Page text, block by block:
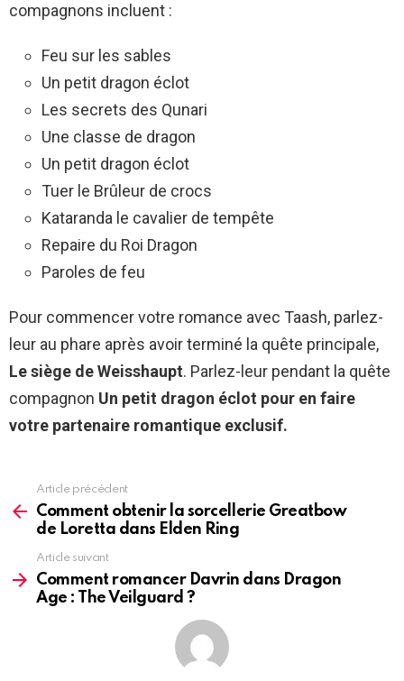
compagnons incluent :
Feu sur les sables
Un petit dragon éclot
Les secrets des Qunari
Une classe de dragon
Un petit dragon éclot
Tuer le Brûleur de crocs
Kataranda le cavalier de tempête
Repaire du Roi Dragon
Paroles de feu
Pour commencer votre romance avec Taash, parlez-
leur au phare après avoir terminé la quête principale,
Le siège de Weisshaupt. Parlez-leur pendant la quête
compagnon Un petit dragon éclot pour en faire
votre partenaire romantique exclusif.
more
Article précédent
Comment obtenir la sorcellerie Greatbow
de Loretta dans Elden Ring
Article suivant
Comment romancer Davrin dans Dragon
Age : The Veilguard ?